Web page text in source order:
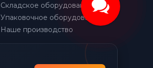
Складское оборудование
Упаковочное оборудование
Наше производство